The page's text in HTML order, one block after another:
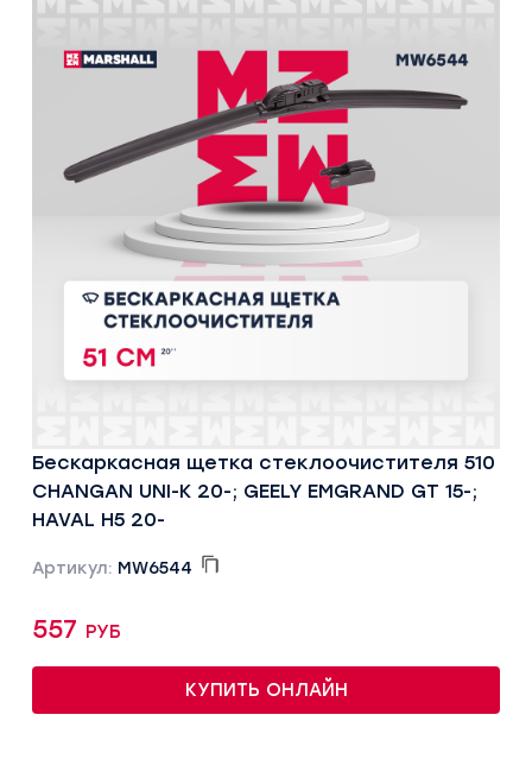
Бескаркасная щетка стеклоочистителя 510
CHANGAN UNI-K 20-; GEELY EMGRAND GT 15-;
HAVAL H5 20-
Артикул: MW6544
557 руб
КУПИТЬ ОНЛАЙН